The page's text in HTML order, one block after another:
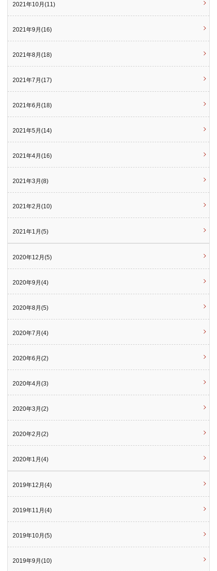
2021年10月(11)
2021年9月(16)
2021年8月(18)
2021年7月(17)
2021年6月(18)
2021年5月(14)
2021年4月(16)
2021年3月(8)
2021年2月(10)
2021年1月(5)
2020年12月(5)
2020年9月(4)
2020年8月(5)
2020年7月(4)
2020年6月(2)
2020年4月(3)
2020年3月(2)
2020年2月(2)
2020年1月(4)
2019年12月(4)
2019年11月(4)
2019年10月(5)
2019年9月(10)